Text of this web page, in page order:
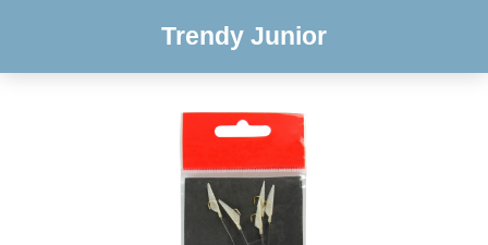
Trendy Junior